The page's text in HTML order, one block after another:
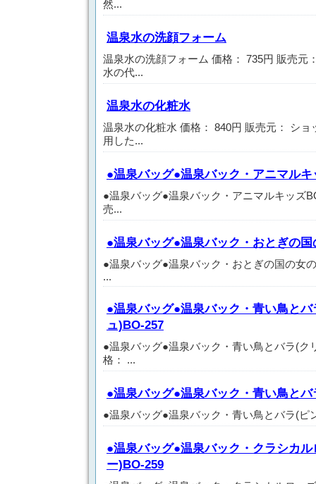
然...
温泉水の洗顔フォーム
温泉水の洗顔フォーム 価格： 735円 販売元
水の代...
温泉水の化粧水
温泉水の化粧水 価格： 840円 販売元： シ
用した...
●温泉バッグ●温泉バック・アニマルキ
●温泉バッグ●温泉バック・アニマルキッズ
売...
●温泉バッグ●温泉バック・おとぎの
●温泉バッグ●温泉バック・おとぎの国の女
...
●温泉バッグ●温泉バック・青い鳥と
ュ)BO-257
●温泉バッグ●温泉バック・青い鳥とバラ(ク
格： ...
●温泉バッグ●温泉バック・青い鳥と
●温泉バッグ●温泉バック・青い鳥とバラ(ピ
●温泉バッグ●温泉バック・クラシカ
ー)BO-259